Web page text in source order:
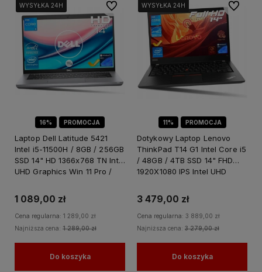
16% PROMOCJA
WYSYŁKA 24H
WYSYŁKA 24H
WYSYŁKA 24H
Laptop Dell Latitude 5421
Intel i5-11500H / 8GB / 256GB
SSD 14" HD 1366x768 TN Intel
UHD Graphics Win 11 Pro /
Dokumentów
1 089,00 zł
Cena regularna: 1 289,00 zł
Najniższa cena: 1 289,00 zł
Do koszyka
Do ulubionych
11% PROMOCJA
WYSYŁKA 24H
WYSYŁKA 24H
WYSYŁKA 24H
Dotykowy Laptop Lenovo
ThinkPad T14 G1 Intel Core i5
/ 48GB / 4TB SSD 14" FHD
1920X1080 IPS Intel UHD
3 479,00 zł
Cena regularna: 3 889,00 zł
Najniższa cena: 3 279,00 zł
Do koszyka
Do